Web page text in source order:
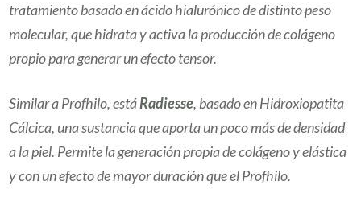
tratamiento basado en ácido hialurónico de distinto peso
molecular, que hidrata y activa la producción de colágeno
propio para generar un efecto tensor.
Similar a Profhilo, estáRadiesse, basado en Hidroxiopatita
Cálcica, una sustancia que aporta un poco más de densidad
a la piel. Permite la generación propia de colágeno y elástica
y con un efecto de mayor duración que el Profhilo.